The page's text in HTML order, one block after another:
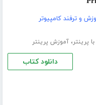
و ترفند کامپیوتر
پرینتر،آموزش پرینتر
دانلود کتاب